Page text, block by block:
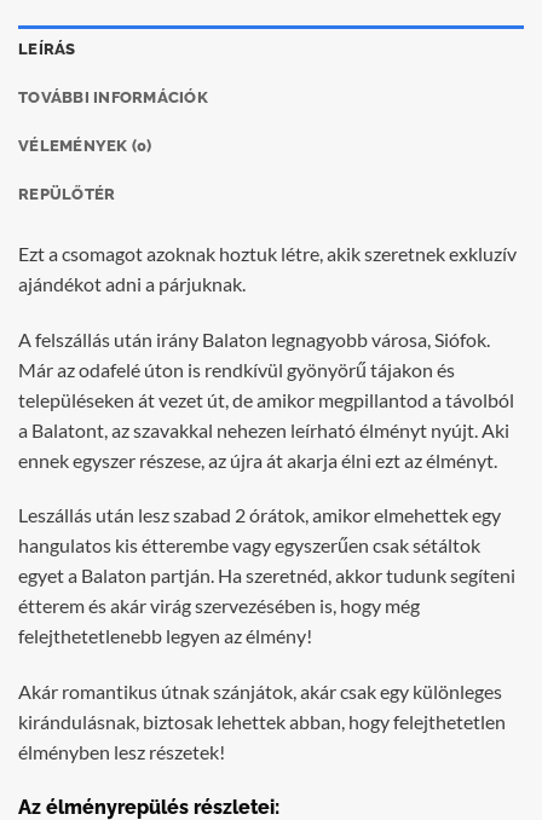
LEÍRÁS
TOVÁBBI INFORMÁCIÓK
VÉLEMÉNYEK (0)
REPÜLŐTÉR
Ezt a csomagot azoknak hoztuk létre, akik szeretnek exkluzív
ajándékot adni a párjuknak.
A felszállás után irány Balaton legnagyobb városa, Siófok.
Már az odafelé úton is rendkívül gyönyörű tájakon és
településeken át vezet út, de amikor megpillantod a távolból
a Balatont, az szavakkal nehezen leírható élményt nyújt. Aki
ennek egyszer részese, az újra át akarja élni ezt az élményt.
Leszállás után lesz szabad 2 órátok, amikor elmehettek egy
hangulatos kis étterembe vagy egyszerűen csak sétáltok
egyet a Balaton partján. Ha szeretnéd, akkor tudunk segíteni
étterem és akár virág szervezésében is, hogy még
felejthetetlenebb legyen az élmény!
Akár romantikus útnak szánjátok, akár csak egy különleges
kirándulásnak, biztosak lehettek abban, hogy felejthetetlen
élményben lesz részetek!
Az élményrepülés részletei: